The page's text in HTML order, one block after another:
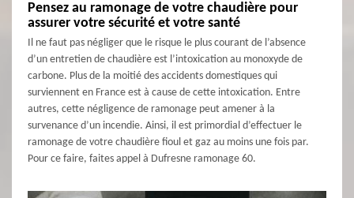
Pensez au ramonage de votre chaudière pour
assurer votre sécurité et votre santé
Il ne faut pas négliger que le risque le plus courant de l’absence
d’un entretien de chaudière est l’intoxication au monoxyde de
carbone. Plus de la moitié des accidents domestiques qui
surviennent en France est à cause de cette intoxication. Entre
autres, cette négligence de ramonage peut amener à la
survenance d’un incendie. Ainsi, il est primordial d’effectuer le
ramonage de votre chaudière fioul et gaz au moins une fois par.
Pour ce faire, faites appel à Dufresne ramonage 60.